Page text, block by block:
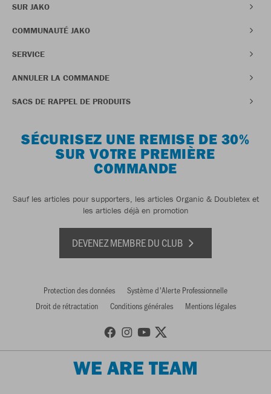
SUR JAKO
COMMUNAUTÉ JAKO
SERVICE
ANNULER LA COMMANDE
SACS DE RAPPEL DE PRODUITS
SÉCURISEZ UNE REMISE DE 30%
SUR VOTRE PREMIÈRE
COMMANDE
Sauf les articles pour supporters, les articles Organic & Doubletex et
les articles déjà en promotion
DEVENEZ MEMBRE DU CLUB
Protection des données
Système d'Alerte Professionnelle
Droit de rétractation
Conditions générales Mentions légales
WE ARE TEAM